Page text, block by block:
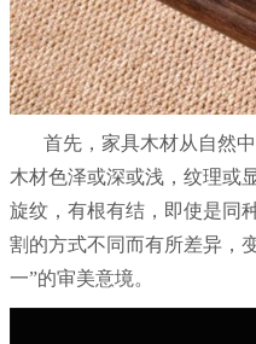
首先，家具木材从自然
木材色泽或深或浅，纹理或
旋纹，有根有结，即使是同
割的方式不同而有所差异，
一”的审美意境。